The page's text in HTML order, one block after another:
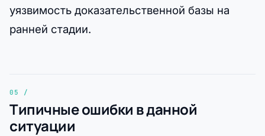
уязвимость доказательственной базы на
ранней стадии.
Типичные ошибки в данной
ситуации